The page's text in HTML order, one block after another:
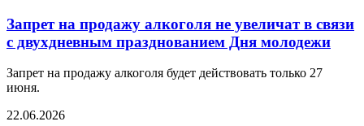
Запрет на продажу алкоголя не увеличат в связи
с двухдневным празднованием Дня молодежи
Запрет на продажу алкоголя будет действовать только 27
июня.
22.06.2026